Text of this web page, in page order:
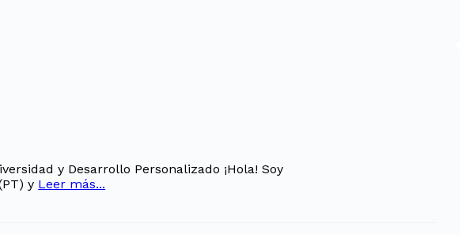
y Desarrollo Personalizado ¡Hola! Soy
y Leer más...